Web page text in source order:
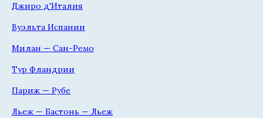
Джиро д'Италия
Вуэльта Испании
Милан — Сан-Ремо
Тур Фландрии
Париж — Рубе
Льеж — Бастонь — Льеж